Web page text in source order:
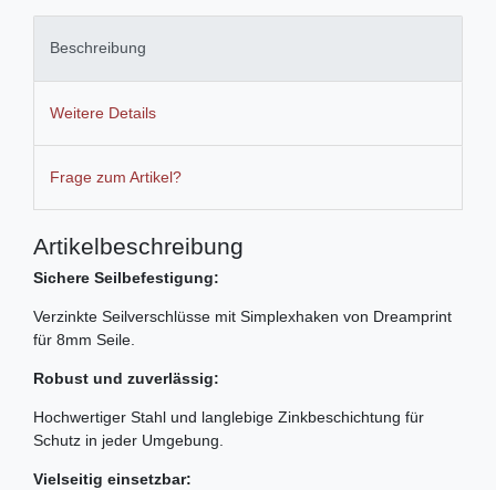
Beschreibung
Weitere Details
Frage zum Artikel?
Artikelbeschreibung
Sichere Seilbefestigung:
Verzinkte Seilverschlüsse mit Simplexhaken von Dreamprint
für 8mm Seile.
Robust und zuverlässig:
Hochwertiger Stahl und langlebige Zinkbeschichtung für
Schutz in jeder Umgebung.
Vielseitig einsetzbar: